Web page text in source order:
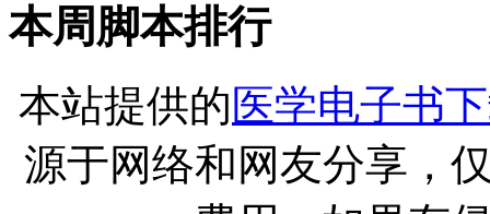
本周脚本排行
本站提供的医学电子书
源于网络和网友分享，